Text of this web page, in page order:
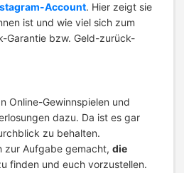
Account. Hier zeigt sie
ist und wie viel sich zum
Garantie bzw. Geld-zurück-
Online-Gewinnspielen und
dazu. Da ist es gar
zu behalten.
zur Aufgabe gemacht, die
finden und euch vorzustellen.